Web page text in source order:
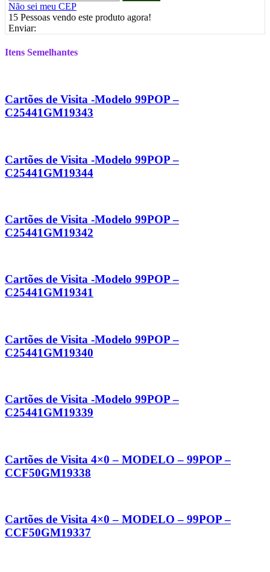
Não sei meu CEP
15 Pessoas vendo este produto agora!
Enviar:
Itens Semelhantes
Cartões de Visita -Modelo 99POP –
C25441GM19343
Cartões de Visita -Modelo 99POP –
C25441GM19344
Cartões de Visita -Modelo 99POP –
C25441GM19342
Cartões de Visita -Modelo 99POP –
C25441GM19341
Cartões de Visita -Modelo 99POP –
C25441GM19340
Cartões de Visita -Modelo 99POP –
C25441GM19339
Cartões de Visita 4×0 – MODELO – 99POP –
CCF50GM19338
Cartões de Visita 4×0 – MODELO – 99POP –
CCF50GM19337